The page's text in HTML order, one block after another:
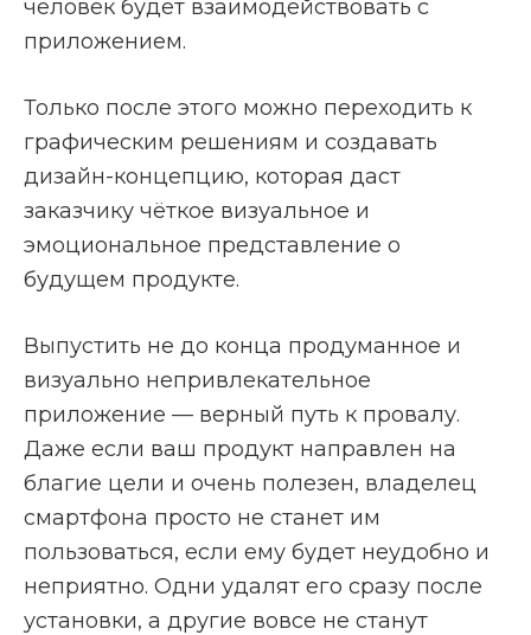
человек будет взаимодействовать с
приложением.
Только после этого можно переходить к
графическим решениям и создавать
дизайн-концепцию, которая даст
заказчику чёткое визуальное и
эмоциональное представление о
будущем продукте.
Выпустить не до конца продуманное и
визуально непривлекательное
приложение — верный путь к провалу.
Даже если ваш продукт направлен на
благие цели и очень полезен, владелец
смартфона просто не станет им
пользоваться, если ему будет неудобно и
неприятно. Одни удалят его сразу после
установки, а другие вовсе не станут